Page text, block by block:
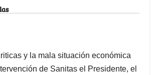
y la mala situación económica
de Sanitas el Presidente, el